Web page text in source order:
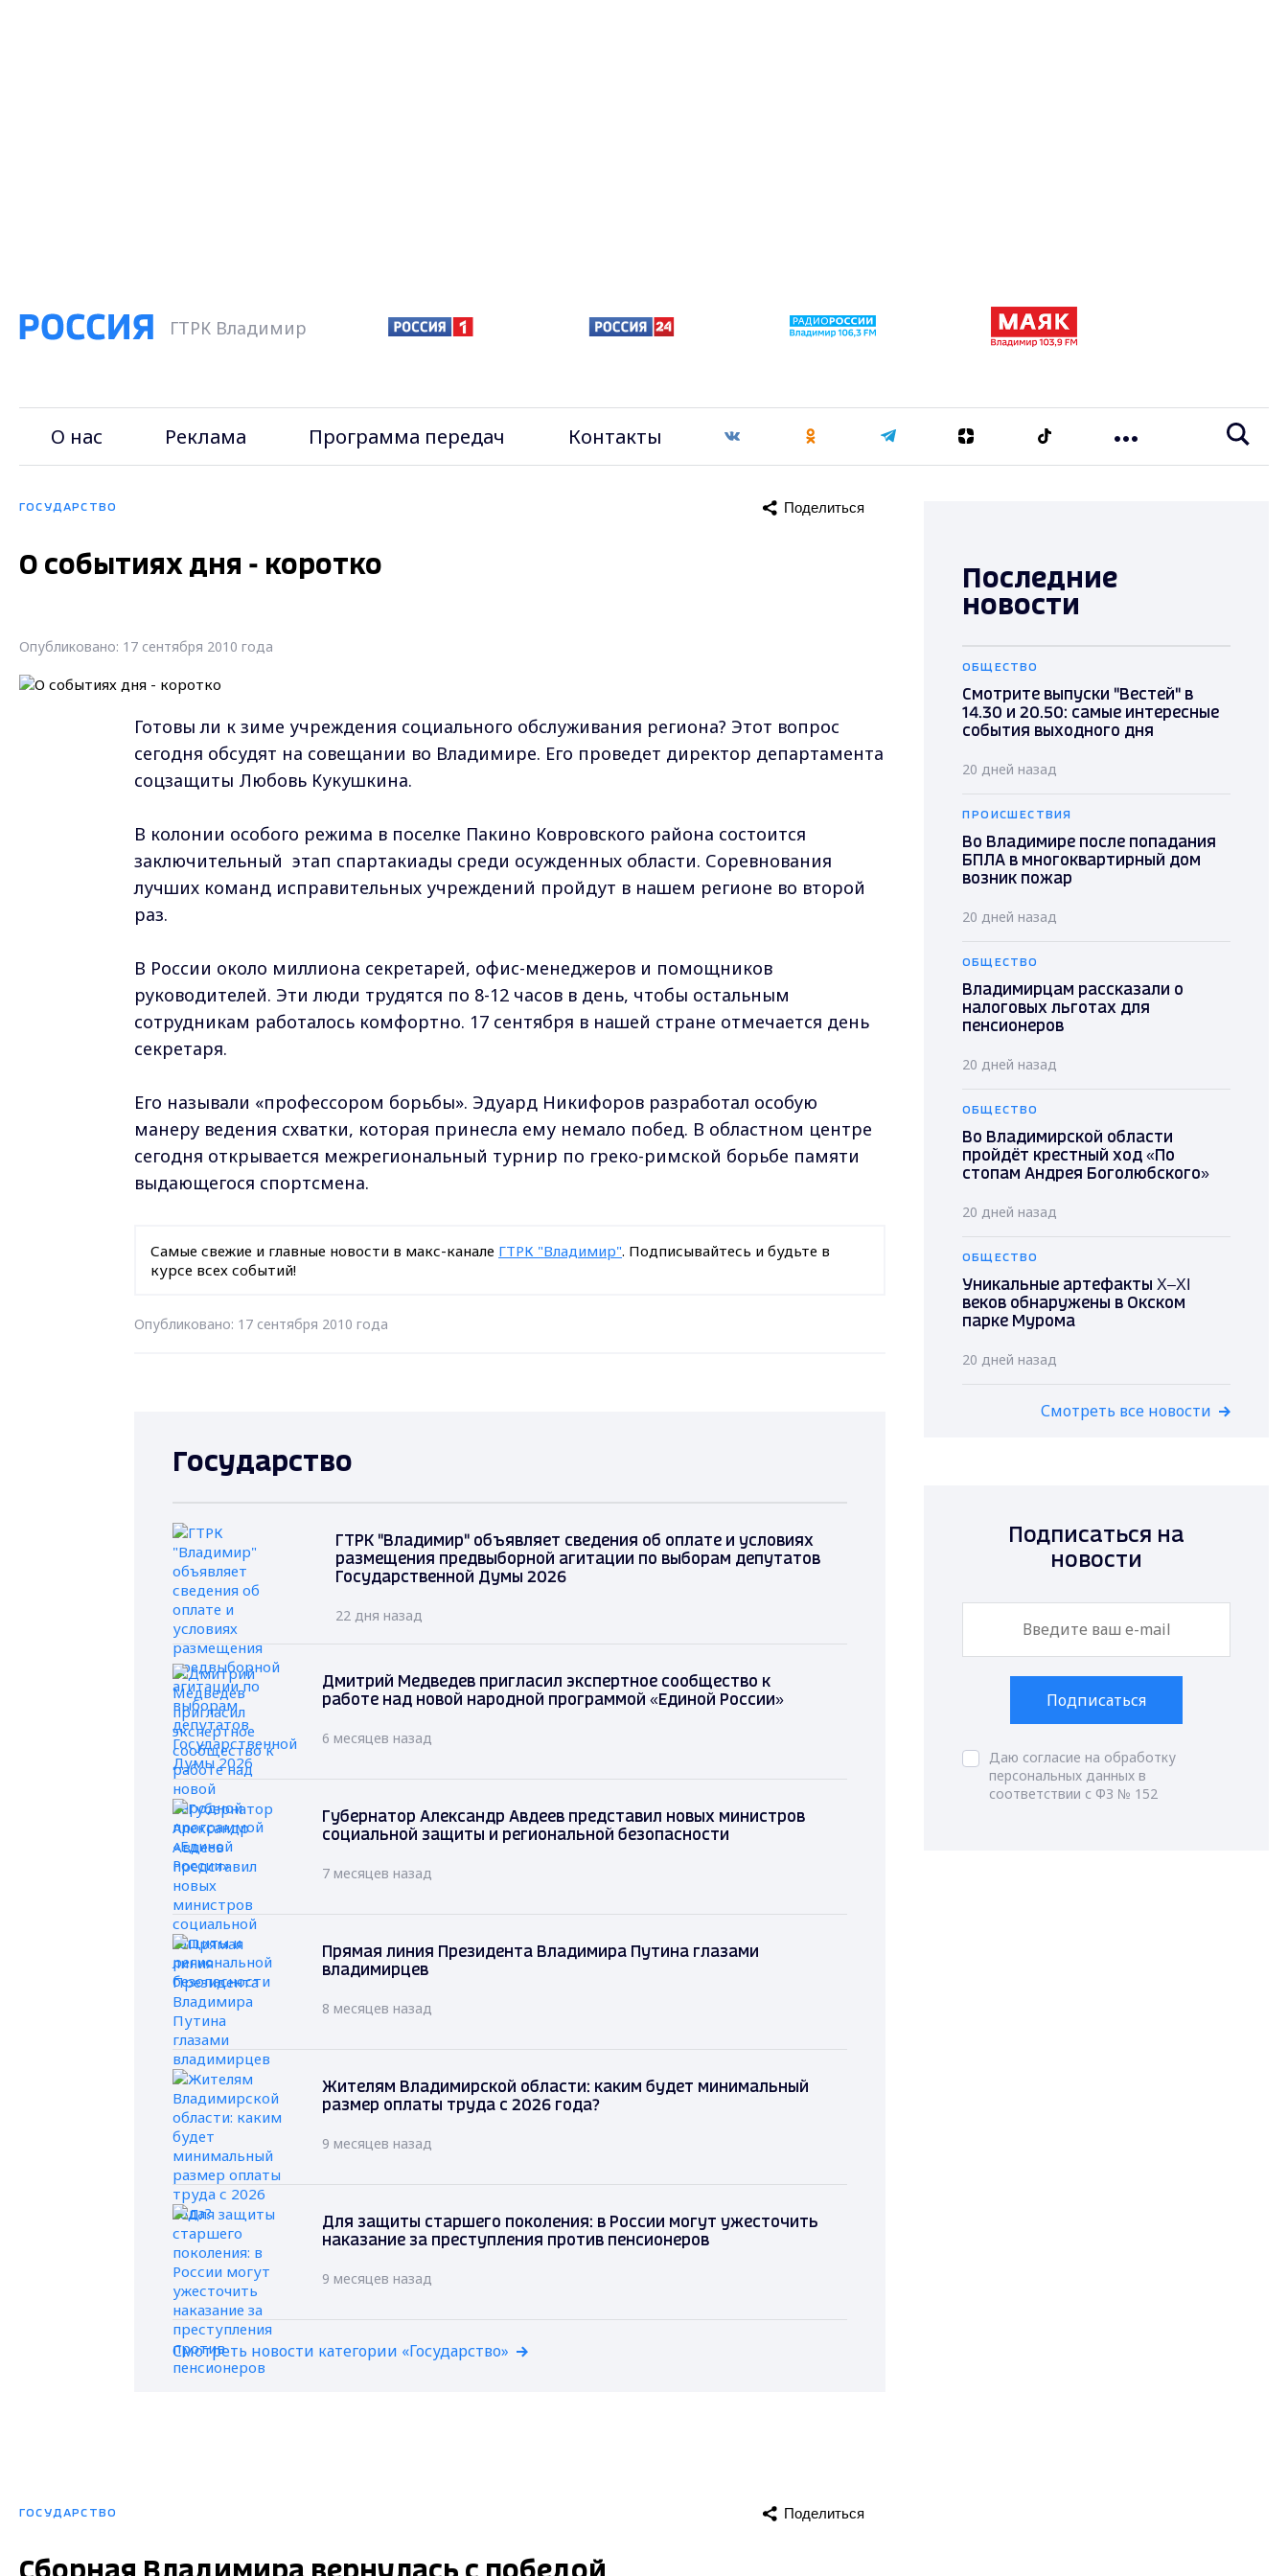
ГТРК Владимир
О нас Реклама Программа передач Контакты
ГОСУДАРСТВО Поделиться
О событиях дня - коротко
Опубликовано: 17 сентября 2010 года
Готовы ли к зиме учреждения социального обслуживания региона? Этот вопрос
сегодня обсудят на совещании во Владимире. Его проведет директор департамента
соцзащиты Любовь Кукушкина.
В колонии особого режима в поселке Пакино Ковровского района состоится
заключительный этап спартакиады среди осужденных области. Соревнования
лучших команд исправительных учреждений пройдут в нашем регионе во второй
раз.
В России около миллиона секретарей, офис-менеджеров и помощников
руководителей. Эти люди трудятся по 8-12 часов в день, чтобы остальным
сотрудникам работалось комфортно. 17 сентября в нашей стране отмечается день
секретаря.
Его называли «профессором борьбы». Эдуард Никифоров разработал особую
манеру ведения схватки, которая принесла ему немало побед. В областном центре
сегодня открывается межрегиональный турнир по греко-римской борьбе памяти
выдающегося спортсмена.
Самые свежие и главные новости в макс-канале ГТРК "Владимир". Подписывайтесь и будьте в
курсе всех событий!
Опубликовано: 17 сентября 2010 года
Государство
ГТРК "Владимир" объявляет сведения об оплате и условиях
размещения предвыборной агитации по выборам депутатов
Государственной Думы 2026
22 дня назад
Дмитрий Медведев пригласил экспертное сообщество к
работе над новой народной программой «Единой России»
6 месяцев назад
Губернатор Александр Авдеев представил новых министров
социальной защиты и региональной безопасности
7 месяцев назад
Прямая линия Президента Владимира Путина глазами
владимирцев
8 месяцев назад
Жителям Владимирской области: каким будет минимальный
размер оплаты труда с 2026 года?
9 месяцев назад
Для защиты старшего поколения: в России могут ужесточить
наказание за преступления против пенсионеров
9 месяцев назад
Смотреть новости категории «Государство»
ГОСУДАРСТВО Поделиться
Последние
новости
ОБЩЕСТВО
Смотрите выпуски "Вестей" в
14.30 и 20.50: самые интересные
события выходного дня
20 дней назад
ПРОИСШЕСТВИЯ
Во Владимире после попадания
БПЛА в многоквартирный дом
возник пожар
20 дней назад
ОБЩЕСТВО
Владимирцам рассказали о
налоговых льготах для
пенсионеров
20 дней назад
ОБЩЕСТВО
Во Владимирской области
пройдёт крестный ход «По
стопам Андрея Боголюбского»
20 дней назад
ОБЩЕСТВО
Уникальные артефакты X–XI
веков обнаружены в Окском
парке Мурома
20 дней назад
Смотреть все новости
Подписаться на
новости
Подписаться
Даю согласие на обработку
персональных данных в
соответствии с ФЗ № 152